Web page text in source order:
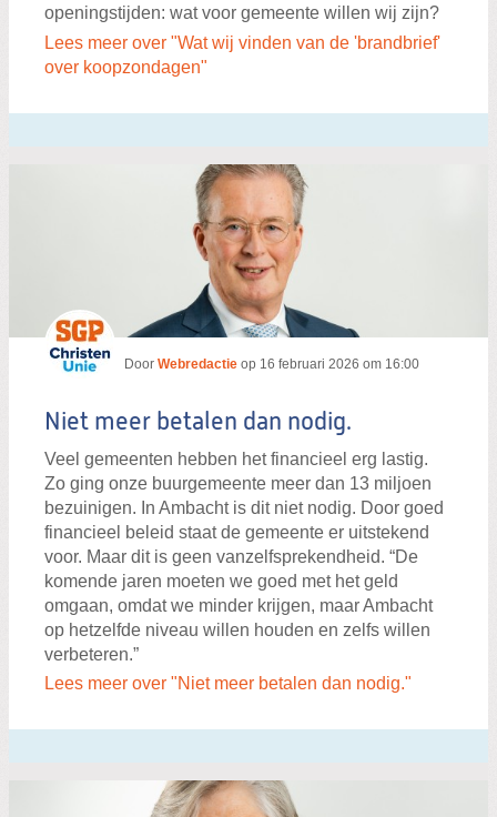
openingstijden: wat voor gemeente willen wij zijn?
Lees meer over "Wat wij vinden van de 'brandbrief'
over koopzondagen"
Door Webredactie op 16 februari 2026 om 16:00
Niet meer betalen dan nodig.
Veel gemeenten hebben het financieel erg lastig.
Zo ging onze buurgemeente meer dan 13 miljoen
bezuinigen. In Ambacht is dit niet nodig. Door goed
financieel beleid staat de gemeente er uitstekend
voor. Maar dit is geen vanzelfsprekendheid. “De
komende jaren moeten we goed met het geld
omgaan, omdat we minder krijgen, maar Ambacht
op hetzelfde niveau willen houden en zelfs willen
verbeteren.”
Lees meer over "Niet meer betalen dan nodig."